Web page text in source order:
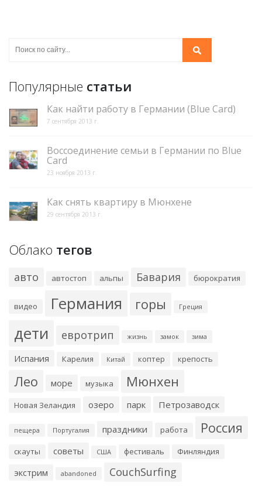
Популярные статьи
Как найти работу в Германии (Blue Card)
7 сентября 2013 г.
Воссоединение семьи в Германии по Blue
Card
23 ноября 2013 г.
Как снять квартиру в Мюнхене
29 сентября 2013 г.
Облако тегов
авто автостоп альпы Бавария бюрократия
видео Германия горы Греция
дети евротрип жизнь замок зима
Испания Карелия Китай коптер крепость
Лео море музыка Мюнхен
Новая Зеландия озеро парк Петрозаводск
пещера Португалия праздники работа Россия
скауты советы США фестиваль Финляндия
экстрим abandoned CouchSurfing